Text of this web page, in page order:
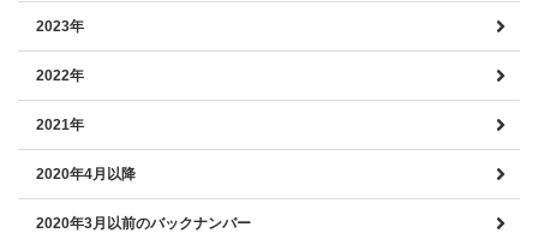
2023年
2022年
2021年
2020年4月以降
2020年3月以前のバックナンバー